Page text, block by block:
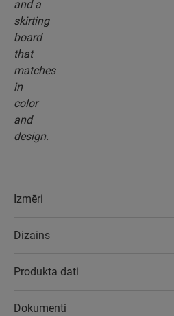
Izmēri
Dizains
Produkta dati
Dokumenti